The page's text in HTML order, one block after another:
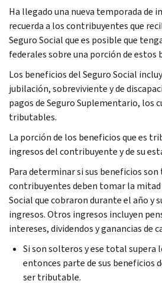
Ha llegado una nueva temporada de
recuerda a los contribuyentes que
Seguro Social que es posible que
federales sobre una porción de estos
Los beneficios del Seguro Social
jubilación, sobreviviente y de
pagos de Seguro Suplementario, los
tributables.
La porción de los beneficios que es
ingresos del contribuyente y de su
Para determinar si sus beneficios
contribuyentes deben tomar la mitad
Social que cobraron durante el año y
ingresos. Otros ingresos incluyen
intereses, dividendos y ganancias de
Si son solteros y ese total supera
entonces parte de sus beneficios
ser tributable.